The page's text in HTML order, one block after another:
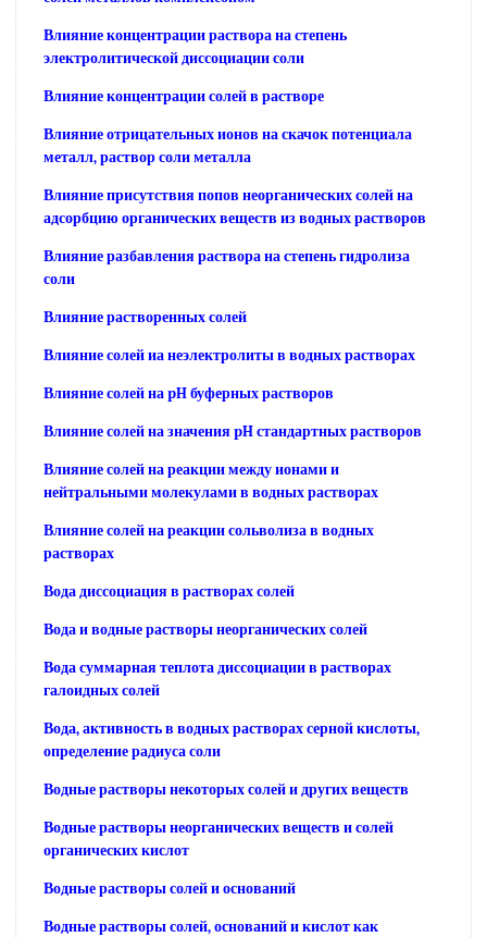
Влияние концентрации раствора на степень
электролитической диссоциации соли
Влияние концентрации солей в растворе
Влияние отрицательных ионов на скачок потенциала
металл, раствор соли металла
Влияние присутствия попов неорганических солей на
адсорбцию органических веществ из водных растворов
Влияние разбавления раствора на степень гидролиза
соли
Влияние растворенных солей
Влияние солей иа неэлектролиты в водных растворах
Влияние солей на pH буферных растворов
Влияние солей на значения pH стандартных растворов
Влияние солей на реакции между ионами и
нейтральными молекулами в водных растворах
Влияние солей на реакции сольволиза в водных
растворах
Вода диссоциация в растворах солей
Вода и водные растворы неорганических солей
Вода суммарная теплота диссоциации в растворах
галоидных солей
Вода, активность в водных растворах серной кислоты,
определение радиуса соли
Водные растворы некоторых солей и других веществ
Водные растворы неорганических веществ и солей
органических кислот
Водные растворы солей и оснований
Водные растворы солей, оснований и кислот как